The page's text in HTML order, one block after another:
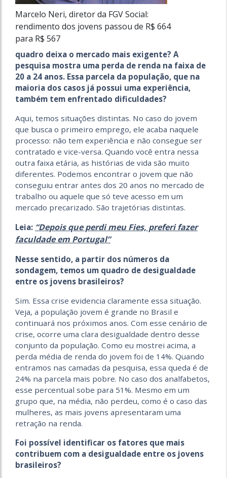
Marcelo Neri, diretor da FGV Social:
rendimento dos jovens passou de R$ 664
para R$ 567
quadro deixa o mercado mais exigente? A
pesquisa mostra uma perda de renda na faixa de
20 a 24 anos. Essa parcela da população, que na
maioria dos casos já possui uma experiência,
também tem enfrentado dificuldades?
Aqui, temos situações distintas. No caso do jovem
que busca o primeiro emprego, ele acaba naquele
processo: não tem experiência e não consegue ser
contratado e vice-versa. Quando você entra nessa
outra faixa etária, as histórias de vida são muito
diferentes. Podemos encontrar o jovem que não
conseguiu entrar antes dos 20 anos no mercado de
trabalho ou aquele que só teve acesso em um
mercado precarizado. São trajetórias distintas.
Leia: “Depois que perdi meu Fies, preferi fazer
faculdade em Portugal”
Nesse sentido, a partir dos números da
sondagem, temos um quadro de desigualdade
entre os jovens brasileiros?
Sim. Essa crise evidencia claramente essa situação.
Veja, a população jovem é grande no Brasil e
continuará nos próximos anos. Com esse cenário de
crise, ocorre uma clara desigualdade dentro desse
conjunto da população. Como eu mostrei acima, a
perda média de renda do jovem foi de 14%. Quando
entramos nas camadas da pesquisa, essa queda é de
24% na parcela mais pobre. No caso dos analfabetos,
esse percentual sobe para 51%. Mesmo em um
grupo que, na média, não perdeu, como é o caso das
mulheres, as mais jovens apresentaram uma
retração na renda.
Foi possível identificar os fatores que mais
contribuem com a desigualdade entre os jovens
brasileiros?